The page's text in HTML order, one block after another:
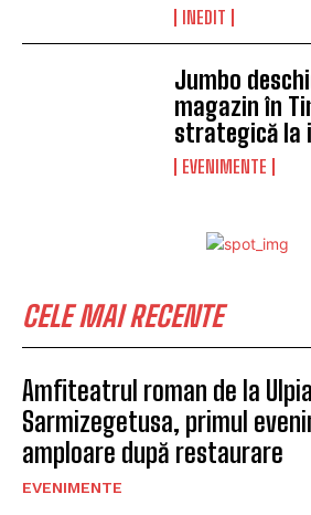
INEDIT
Jumbo
magazin în
strategică la
EVENIMENTE
CELE MAI RECENTE
Amfiteatrul roman de la
Sarmizegetusa, primul
amploare după restaurare
EVENIMENTE